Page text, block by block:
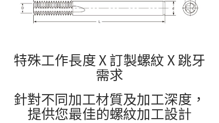
特殊工作長度 X 訂製螺紋 X 跳牙
需求
針對不同加工材質及加工深度，
提供您最佳的螺紋加工設計